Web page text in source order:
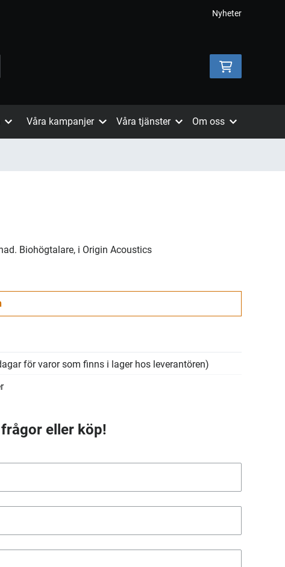
Nyheter
Våra kampanjer Våra tjänster Om oss
Biohögtalare, i Origin Acoustics
för varor som finns i lager hos leverantören)
eller köp!